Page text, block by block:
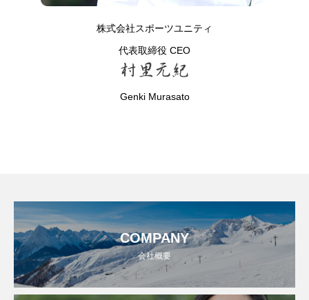
株式会社スポーツユニティ
代表取締役 CEO
Genki Murasato
COMPANY
会社概要